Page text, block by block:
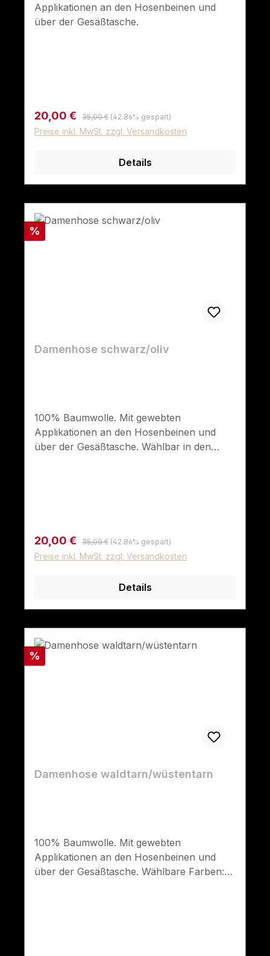
Applikationen an den Hosenbeinen und
über der Gesäßtasche.
Verkaufspreis:
20,00 € Regulärer Preis:
35,00 € (42.86% gespart)
Preise inkl. MwSt. zzgl. Versandkosten
Details
Rabatt
%
Damenhose schwarz/oliv
100% Baumwolle. Mit gewebten
Applikationen an den Hosenbeinen und
über der Gesäßtasche. Wählbar in den
Verkaufspreis:
20,00 € Regulärer Preis:
35,00 € (42.86% gespart)
Preise inkl. MwSt. zzgl. Versandkosten
Details
Rabatt
%
Damenhose waldtarn/wüstentarn
100% Baumwolle. Mit gewebten
Applikationen an den Hosenbeinen und
über der Gesäßtasche. Wählbare Farben: